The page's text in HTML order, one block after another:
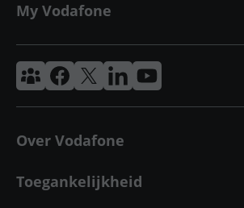
My Vodafone
Vodafone & Ziggo Community
Vodafone Facebook
Vodafone XVodafoneZiggo LinkedIn
Vodafone YouTube
Over Vodafone
Toegankelijkheid